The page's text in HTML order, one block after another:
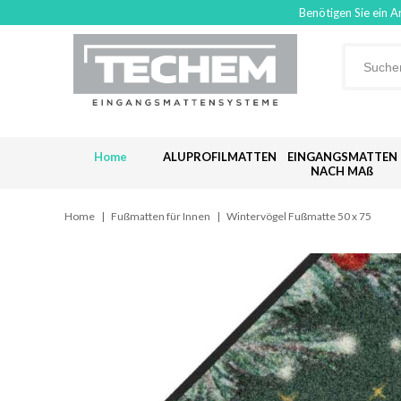
Benötigen Sie ein
Home ALUPROFILMATTEN
EINGANGSMATTEN
NACH MAß
Home | Fußmatten für Innen | Wintervögel Fußmatte 50 x 75